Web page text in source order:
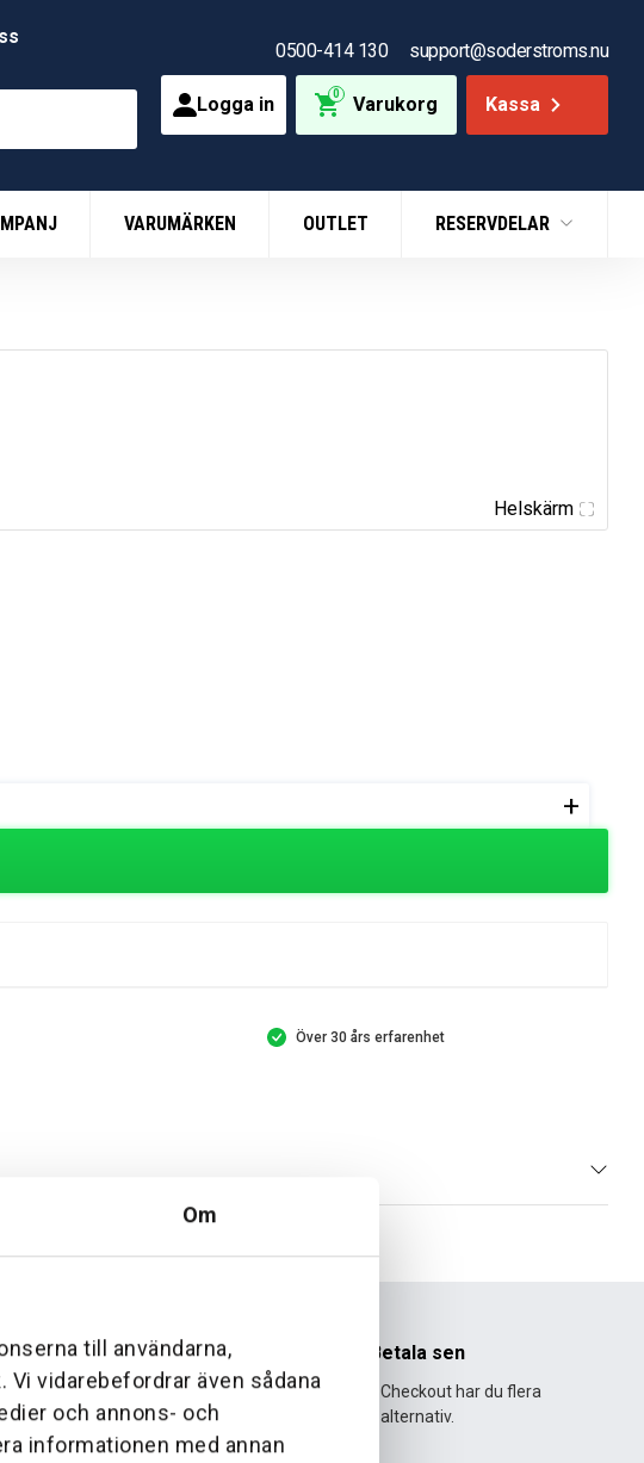
Om
till användarna,
vidarebefordrar även sådana
och annons- och
informationen med annan
0500-414 130 support@soderstroms.nu
Logga in 0 Varukorg Kassa
VARUMÄRKEN OUTLET RESERVDELAR
Helskärm
+
Över 30 års erfarenhet
års erfarenhet
1 januari 1995 och har
haft en god tillväxt.
Betala sen
Med Klarna Checkout har du flera
alternativ.